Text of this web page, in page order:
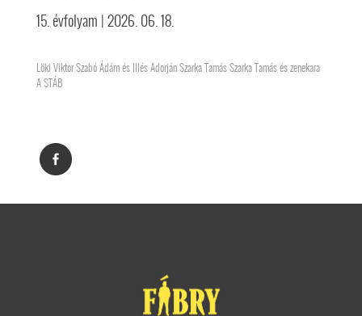
15. évfolyam | 2026. 06. 18.
Löki Viktor Szabó Ádám és Illés Adorján Szarka Tamás Szarka Tamás és zenekara
A STÁB